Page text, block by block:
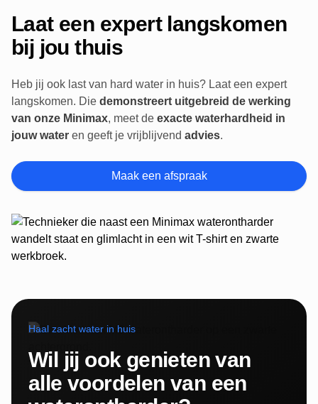
Laat een expert langskomen
bij jou thuis
Heb jij ook last van hard water in huis? Laat een expert
langskomen. Die demonstreert uitgebreid de werking
van onze Minimax, meet de exacte waterhardheid in
jouw water en geeft je vrijblijvend advies.
Maak een afspraak
Haal zacht water in huis
Wil jij ook genieten van
alle voordelen van een